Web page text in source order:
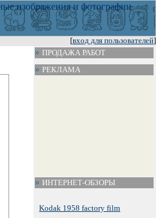
[вход для пользователей]
ПРОДАЖА РАБОТ
РЕКЛАМА
ИНТЕРНЕТ-ОБЗОРЫ
Kodak 1958 factory film